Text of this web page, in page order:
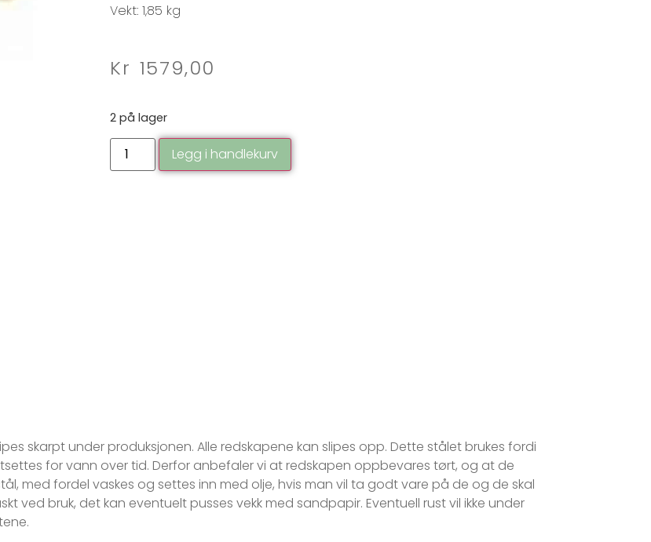
Vekt: 1,85 kg
Kr 1579,00
2 på lager
Legg i handlekurv
skarpt under produksjonen. Alle redskapene kan slipes opp. Dette stålet brukes fordi
for vann over tid. Derfor anbefaler vi at redskapen oppbevares tørt, og at de
med fordel vaskes og settes inn med olje, hvis man vil ta godt vare på de og de skal
ved bruk, det kan eventuelt pusses vekk med sandpapir. Eventuell rust vil ikke under